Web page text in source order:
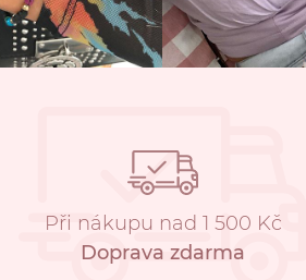
Při nákupu nad 1 500 Kč
Doprava zdarma